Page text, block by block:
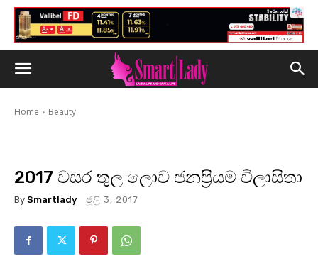
Home Beauty
2017 වසර තුල ලොව ජනප්‍රියම විලාසිතා
By Smartlady ජූලි 3, 2017